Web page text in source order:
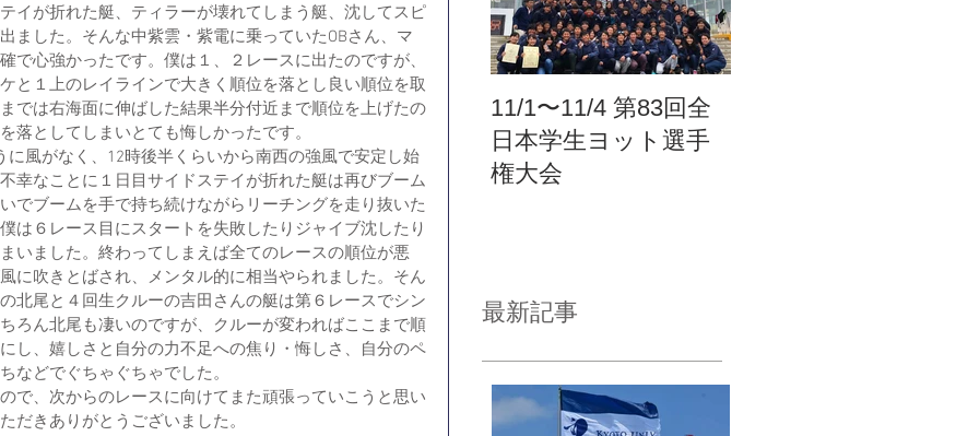
イが折れた艇、ティラーが壊れてしまう艇、沈してスピ
ました。そんな中紫雲・紫電に乗っていたOBさん、マ
で心強かったです。僕は１、２レースに出たのですが、
と１上のレイラインで大きく順位を落とし良い順位を取
では右海面に伸ばした結果半分付近まで順位を上げたの
落としてしまいとても悔しかったです。
風がなく、12時後半くらいから南西の強風で安定し始
幸なことに１日目サイドステイが折れた艇は再びブーム
でブームを手で持ち続けながらリーチングを走り抜いた
は６レース目にスタートを失敗したりジャイブ沈したり
いました。終わってしまえば全てのレースの順位が悪
に吹きとばされ、メンタル的に相当やられました。そん
北尾と４回生クルーの吉田さんの艇は第６レースでシン
ろん北尾も凄いのですが、クルーが変わればここまで順
し、嬉しさと自分の力不足への焦り・悔しさ、自分のペ
などでぐちゃぐちゃでした。
で、次からのレースに向けてまた頑張っていこうと思い
だきありがとうございました。
11/1〜11/4 第83回全
日本学生ヨット選手
権大会
最新記事